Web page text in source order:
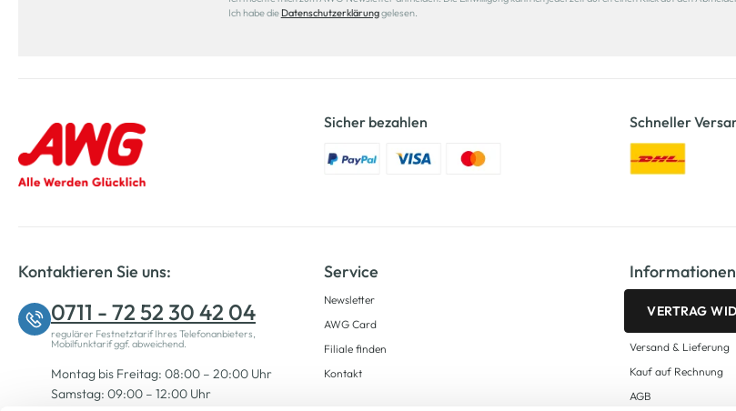
Ich habe die Datenschutzerklärunggelesen.
Sicher bezahlen Schneller
Kontaktieren Sie uns:
0711 - 72 52 30 42 04
regulärer Festnetztarif Ihres Telefonanbieters,
Mobilfunktarif ggf. abweichend.
Montag bis Freitag: 08:00 – 20:00 Uhr
Samstag: 09:00 – 12:00 Uhr
Service
Newsletter
AWG Card
Filiale finden
Kontakt
Informationen
VERTRAG
Versand & Lieferung
Kauf auf Rechnung
AGB